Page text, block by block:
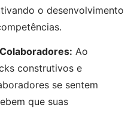
o desenvolvimento
Ao
construtivos e
se sentem
que suas